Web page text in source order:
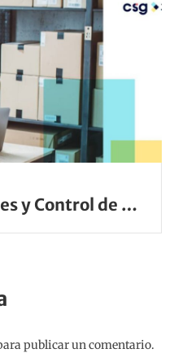
Gestión de Almacenes y Control de Stock para Optimizar tu Negocio
publicar un comentario.